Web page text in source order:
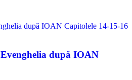
după IOAN